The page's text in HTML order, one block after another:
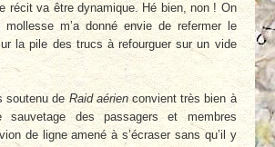
récit va être dynamique. Hé bien, non ! On
mollesse m’a donné envie de refermer le
la pile des trucs à refourguer sur un vide
soutenu de Raid aérienconvient très bien à
sauvetage des passagers et membres
de ligne amené à s’écraser sans qu’il y